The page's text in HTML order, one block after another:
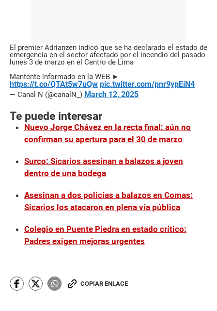
El premier Adrianzén indicó que se ha declarado el estado de
emergencia en el sector afectado por el incendio del pasado
lunes 3 de marzo en el Centro de Lima
Mantente informado en la WEB ►
https://t.co/QTAt5w7uQw pic.twitter.com/pnr9ypEiN4
— Canal N (@canalN_) March 12, 2025
Te puede interesar
Nuevo Jorge Chávez en la recta final: aún no
confirman su apertura para el 30 de marzo
Surco: Sicarios asesinan a balazos a joven
dentro de una bodega
Asesinan a dos policías a balazos en Comas:
Sicarios los atacaron en plena vía pública
Colegio en Puente Piedra en estado crítico:
Padres exigen mejoras urgentes
COPIAR ENLACE